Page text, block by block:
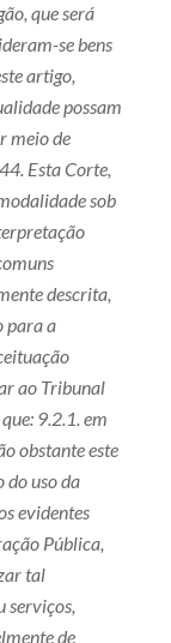
que será
se bens
artigo,
possam
meio de
Esta Corte,
sob
descrita,
para a
ao Tribunal
9.2.1. em
obstante este
do uso da
evidentes
Pública,
tal
serviços,
de